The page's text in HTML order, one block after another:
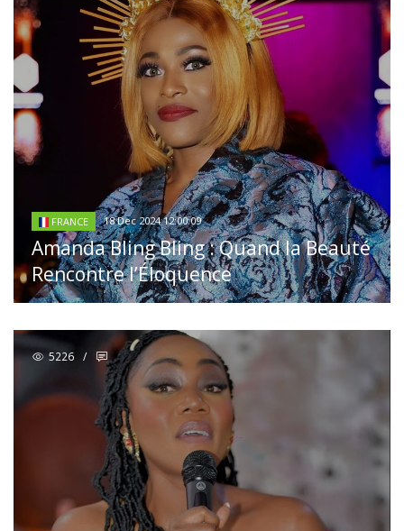
FRANCE 18 Dec 2024 12:00:09
Amanda Bling Bling : Quand la Beauté
Rencontre l’Éloquence
5226 /